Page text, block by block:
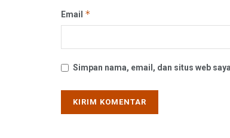
Email *
Simpan nama, email, dan situs web